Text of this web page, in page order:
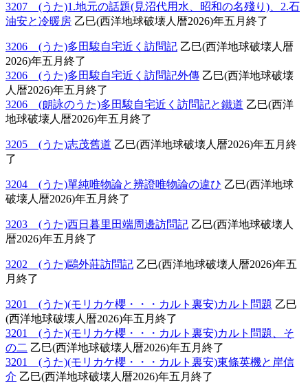
3207 (うた)1.地元の話題(見沼代用水、昭和の名殘り)、2.石
油安と冷暖房 乙巳(西洋地球破壊人暦2026)年五月終了
3206 (うた)多田駿自宅近く訪問記 乙巳(西洋地球破壊人暦
2026)年五月終了
3206 (うた)多田駿自宅近く訪問記外傳 乙巳(西洋地球破壊
人暦2026)年五月終了
3206 (朗詠のうた)多田駿自宅近く訪問記と鐵道 乙巳(西洋
地球破壊人暦2026)年五月終了
3205 (うた)志茂舊道 乙巳(西洋地球破壊人暦2026)年五月終
了
3204 (うた)單純唯物論と辨證唯物論の違ひ 乙巳(西洋地球
破壊人暦2026)年五月終了
3203 (うた)西日暮里田端周邊訪問記 乙巳(西洋地球破壊人
暦2026)年五月終了
3202 (うた)鷗外莊訪問記 乙巳(西洋地球破壊人暦2026)年五
月終了
3201 (うた)(モリカケ櫻・・・カルト裏安)カルト問題 乙巳
(西洋地球破壊人暦2026)年五月終了
3201 (うた)(モリカケ櫻・・・カルト裏安)カルト問題、そ
の二 乙巳(西洋地球破壊人暦2026)年五月終了
3201 (うた)(モリカケ櫻・・・カルト裏安)東條英機と岸信
介 乙巳(西洋地球破壊人暦2026)年五月終了